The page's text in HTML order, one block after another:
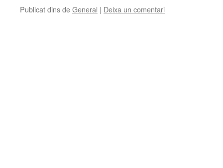
Publicat dins deGeneral | Deixa un comentari